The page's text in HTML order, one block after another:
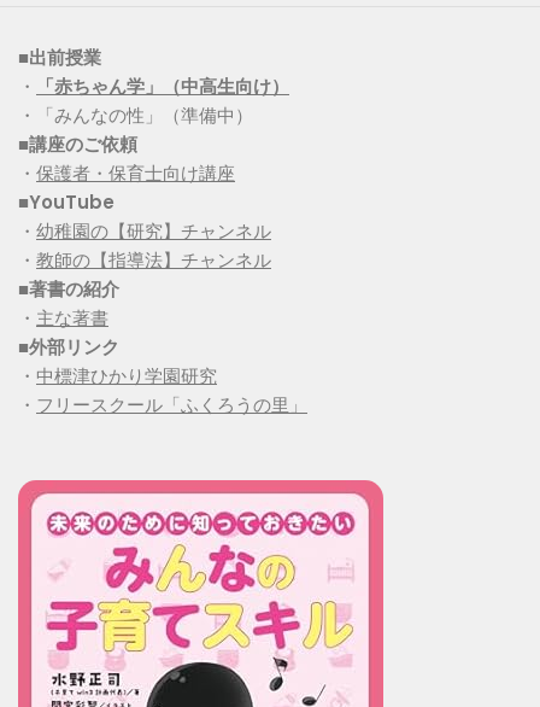
■出前授業
・
「赤ちゃん学」（中高生向け）
・「みんなの性」（準備中）
■講座のご依頼
・ 保護者・保育士向け講座
■YouTube
・ 幼稚園の【研究】チャンネル
・ 教師の【指導法】チャンネル
■著書の紹介
・ 主な著書
■外部リンク
・ 中標津ひかり学園研究
・ フリースクール「ふくろうの里」